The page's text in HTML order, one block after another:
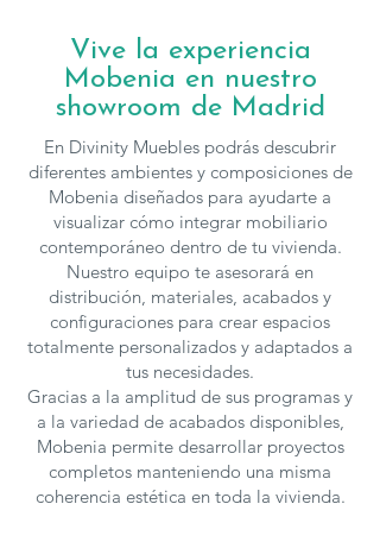
Vive la experiencia
Mobenia en nuestro
showroom de Madrid
En Divinity Muebles podrás descubrir
diferentes ambientes y composiciones de
Mobenia diseñados para ayudarte a
visualizar cómo integrar mobiliario
contemporáneo dentro de tu vivienda.
Nuestro equipo te asesorará en
distribución, materiales, acabados y
configuraciones para crear espacios
totalmente personalizados y adaptados a
tus necesidades.
Gracias a la amplitud de sus programas y
a la variedad de acabados disponibles,
Mobenia permite desarrollar proyectos
completos manteniendo una misma
coherencia estética en toda la vivienda.